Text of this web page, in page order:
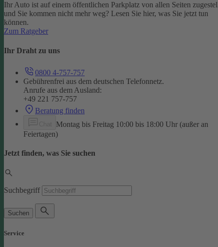
Ihr Auto ist auf einem öffentlichen Parkplatz von allen Seiten
und Sie kommen nicht mehr weg? Lesen Sie hier, was Sie jetzt tun
können.
Zum Ratgeber
Ihr Draht zu uns
0800 4-757-757
Gebührenfrei aus dem deutschen Telefonnetz.
Anrufe aus dem Ausland:
+49 221 757-757
Beratung finden
Montag bis Freitag 10:00 bis 18:00 Uhr (außer an
Feiertagen)
Jetzt finden, was Sie suchen
Suchbegriff
Suchen
Service